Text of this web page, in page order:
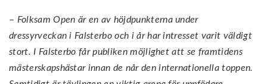
– Folksam Open är en av höjdpunkterna under
dressyrveckan i Falsterbo och i år har intresset varit väldigt
stort. I Falsterbo får publiken möjlighet att se framtidens
mästerskapshästar innan de når den internationella toppen.